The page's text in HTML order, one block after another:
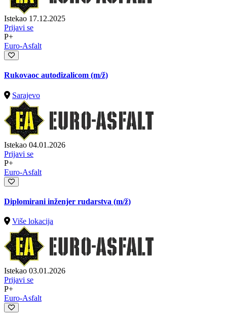
Istekao 17.12.2025
Prijavi se
P+
Euro-Asfalt
Rukovaoc autodizalicom (m/ž)
Sarajevo
Istekao 04.01.2026
Prijavi se
P+
Euro-Asfalt
Diplomirani inženjer rudarstva (m/ž)
Više lokacija
Istekao 03.01.2026
Prijavi se
P+
Euro-Asfalt